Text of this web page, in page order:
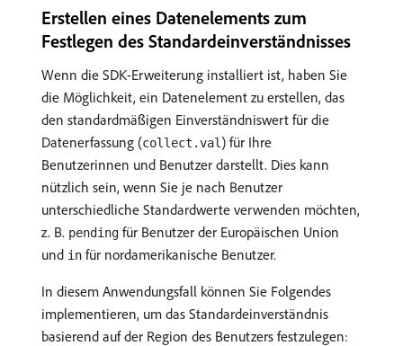
Erstellen eines Datenelements zum
Festlegen des Standardeinverständnisses
Wenn die SDK-Erweiterung installiert ist, haben Sie
die Möglichkeit, ein Datenelement zu erstellen, das
den standardmäßigen Einverständniswert für die
Datenerfassung (collect.val) für Ihre
Benutzerinnen und Benutzer darstellt. Dies kann
nützlich sein, wenn Sie je nach Benutzer
unterschiedliche Standardwerte verwenden möchten,
z. B. pending für Benutzer der Europäischen Union
und in für nordamerikanische Benutzer.
In diesem Anwendungsfall können Sie Folgendes
implementieren, um das Standardeinverständnis
basierend auf der Region des Benutzers festzulegen: